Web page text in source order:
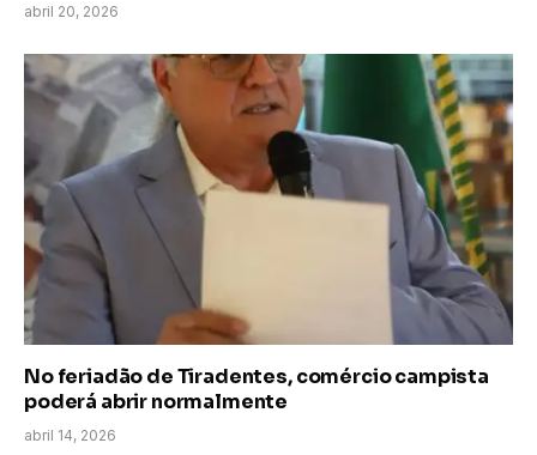
abril 20, 2026
No feriadão de Tiradentes, comércio campista
poderá abrir normalmente
abril 14, 2026